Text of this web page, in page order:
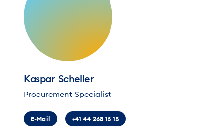
Kaspar Scheller
Procurement Specialist
E-Mail +41 44 268 15 15